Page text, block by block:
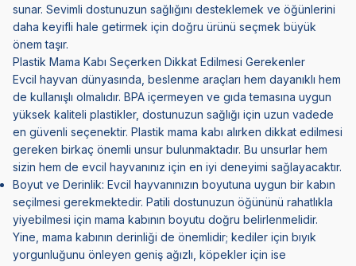
sunar. Sevimli dostunuzun sağlığını desteklemek ve öğünlerini
daha keyifli hale getirmek için doğru ürünü seçmek büyük
önem taşır.
Plastik Mama Kabı Seçerken Dikkat Edilmesi Gerekenler
Evcil hayvan dünyasında, beslenme araçları hem dayanıklı hem
de kullanışlı olmalıdır. BPA içermeyen ve gıda temasına uygun
yüksek kaliteli plastikler, dostunuzun sağlığı için uzun vadede
en güvenli seçenektir. Plastik mama kabı alırken dikkat edilmesi
gereken birkaç önemli unsur bulunmaktadır. Bu unsurlar hem
sizin hem de evcil hayvanınız için en iyi deneyimi sağlayacaktır.
Boyut ve Derinlik: Evcil hayvanınızın boyutuna uygun bir kabın
seçilmesi gerekmektedir. Patili dostunuzun öğününü rahatlıkla
yiyebilmesi için mama kabının boyutu doğru belirlenmelidir.
Yine, mama kabının derinliği de önemlidir; kediler için bıyık
yorgunluğunu önleyen geniş ağızlı, köpekler için ise